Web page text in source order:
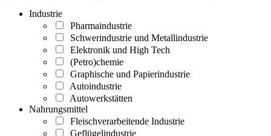
Industrie
Pharmaindustrie
Schwerindustrie und Metallindustrie
Elektronik und High Tech
(Petro)chemie
Graphische und Papierindustrie
Autoindustrie
Autowerkstätten
Nahrungsmittel
Fleischverarbeitende Industrie
Geflügelindustrie